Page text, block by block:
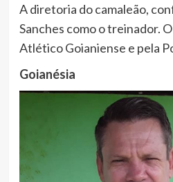
A diretoria do camaleão,
Sanches como o treinador.
Atlético Goianiense e pela
Goianésia